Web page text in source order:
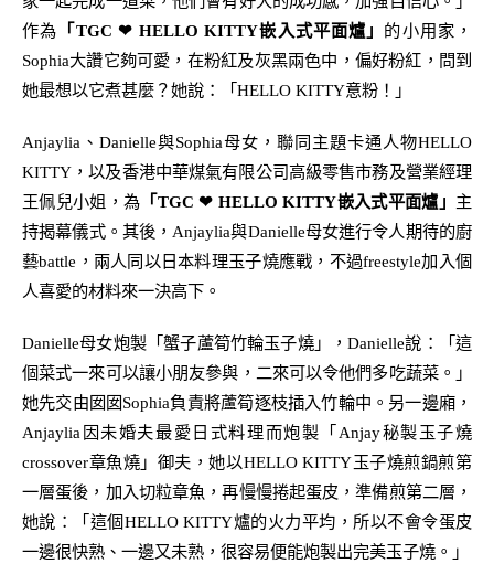
作為 「 TGC ❤ HELLO KITTY嵌入式平面爐 」 的小用家，
Sophia大讚它夠可愛，在粉紅及灰黑兩色中，偏好粉紅，問到
她最想以它煮甚麼？她說：「HELLO KITTY意粉！」
Anjaylia 、 Danielle與Sophia母女，聯同主題卡通人物HELLO
KITTY ，以及香港中華煤氣有限公司高級零售市務及營業經理
王佩兒小姐，為 「 TGC❤ HELLO KITTY嵌入式平面爐 」 主
持揭幕儀式。 其後， Anjaylia與Danielle母女進行令人期待的廚
藝battle ，兩人同以日本料理玉子燒應戰，不過freestyle加入個
人喜愛的材料來一決高下。
Danielle母女炮製「蟹子蘆筍竹輪玉子燒」 ，Danielle說：「這
個菜式一來可以讓小朋友參與，二來可以令他們多吃蔬菜。」
她先交由囡囡Sophia負責將蘆筍逐枝插入竹輪中。另一邊廂，
Anjaylia 因未婚夫最愛日式料理而炮製「 Anjay秘製玉子燒
crossover章魚燒」御夫，她以HELLO KITTY玉子燒煎鍋煎第
一層蛋後，加入切粒章魚，再慢慢捲起蛋皮，準備煎第二層，
她說：「 這個HELLO KITTY爐的火力平均，所以不會令蛋皮
一邊很快熟、一邊又未熟， 很容易便能炮製出完美玉子燒 。」